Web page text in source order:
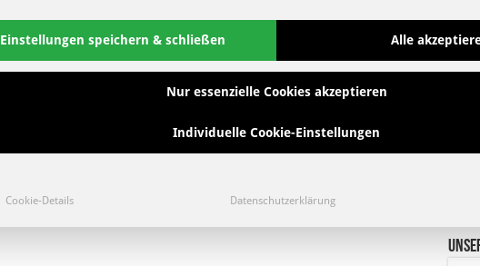
Einstellungen speichern & schließen Alle
Nur essenzielle Cookies akzeptieren
Individuelle Cookie-Einstellungen
Cookie-Details Datenschutzerklärung